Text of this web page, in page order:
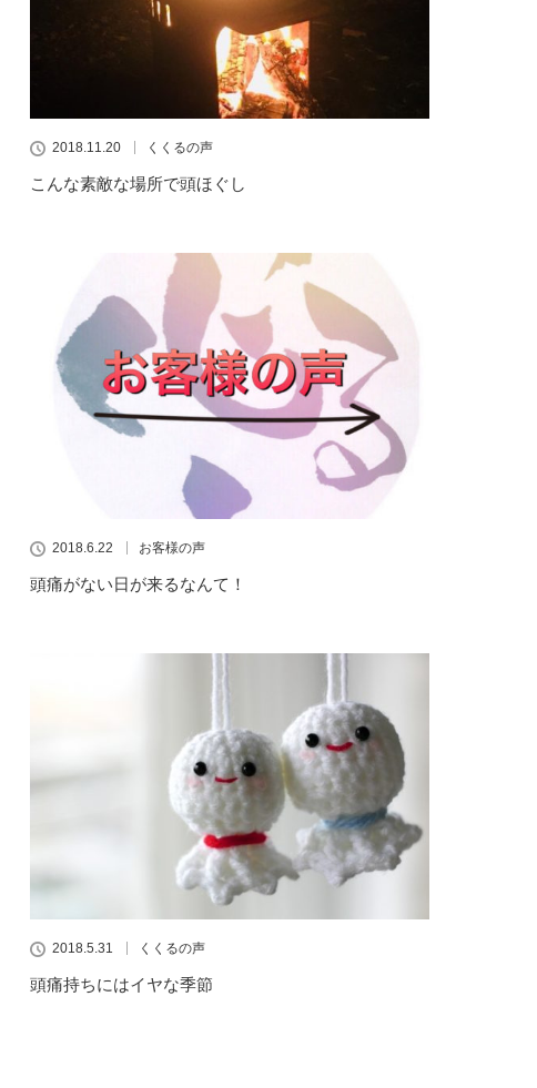
2018.11.20 くくるの声
こんな素敵な場所で頭ほぐし
2018.6.22 お客様の声
頭痛がない日が来るなんて！
2018.5.31 くくるの声
頭痛持ちにはイヤな季節